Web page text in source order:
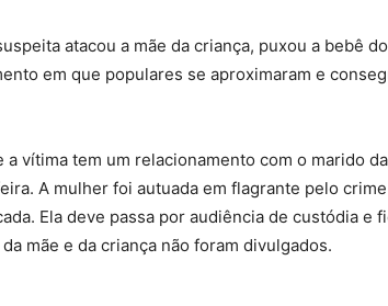
atacou a mãe da criança, puxou a bebê
em que populares se aproximaram e
a vítima tem um relacionamento com o marido
A mulher foi autuada em flagrante pelo
Ela deve passa por audiência de custódia e
mãe e da criança não foram divulgados.